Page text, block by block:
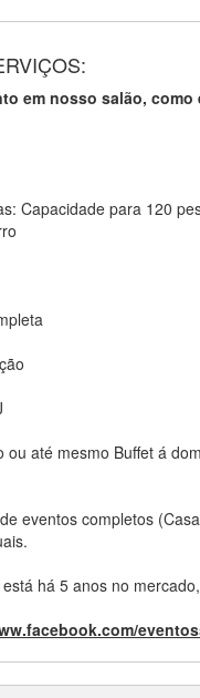
em nosso salão,
Capacidade para 120
ou até mesmo Buffet á
eventos completos
há 5 anos no